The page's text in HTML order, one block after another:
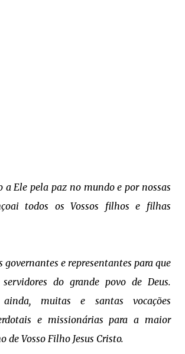
a Ele pela paz no mundo e por nossas
todos os Vossos filhos e filhas
e representantes para que
do grande povo de Deus.
ainda, muitas e santas vocações
e missionárias para a maior
de Vosso Filho Jesus Cristo.